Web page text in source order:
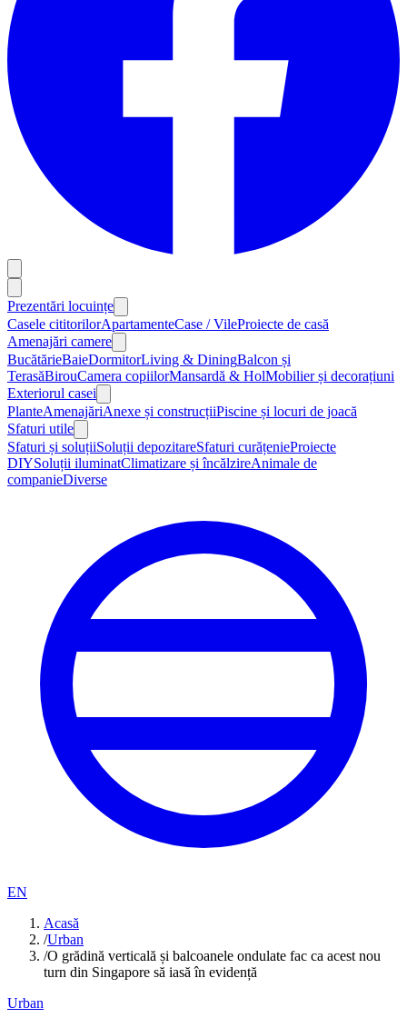
Prezentări locuințe
Casele cititorilorApartamenteCase / VileProiecte de casă
Amenajări camere
BucătărieBaieDormitorLiving & DiningBalcon și
TerasăBirouCamera copiilorMansardă & HolMobilier și decorațiuni
Exteriorul casei
PlanteAmenajăriAnexe și construcțiiPiscine și locuri de joacă
Sfaturi utile
Sfaturi și soluțiiSoluții depozitareSfaturi curățenieProiecte
DIYSoluții iluminatClimatizare și încălzireAnimale de
companieDiverse
EN
Acasă
/Urban
/O grădină verticală și balcoanele ondulate fac ca acest nou
turn din Singapore să iasă în evidență
Urban